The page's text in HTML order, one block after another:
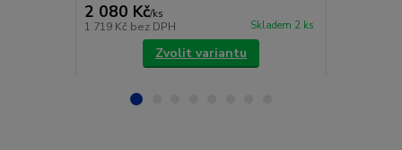
2 080 Kč/ks
1 719 Kč bez DPH Skladem 2 ks
Zvolit variantu